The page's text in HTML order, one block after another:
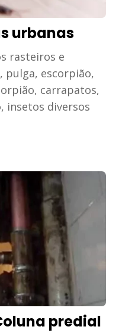
urbanas
rasteiros e
pulga, escorpião,
carrapatos,
insetos diversos
predial